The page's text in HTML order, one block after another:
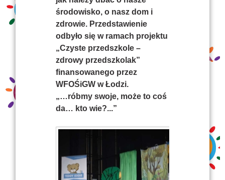
środowisko, o nasz dom i
zdrowie. Przedstawienie
odbyło się w ramach projektu
„Czyste przedszkole –
zdrowy przedszkolak”
finansowanego przez
WFOŚiGW w Łodzi.
„…róbmy swoje, może to coś
da… kto wie?...”